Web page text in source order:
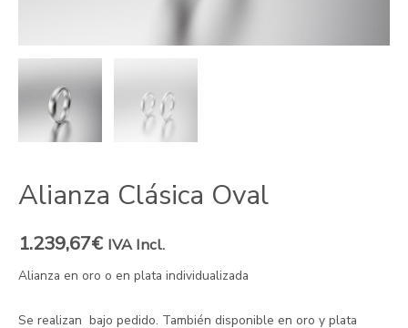
Alianza Clásica Oval
1.239,67€ IVA Incl.
Alianza en oro o en plata individualizada
Se realizan bajo pedido. También disponible en oro y plata